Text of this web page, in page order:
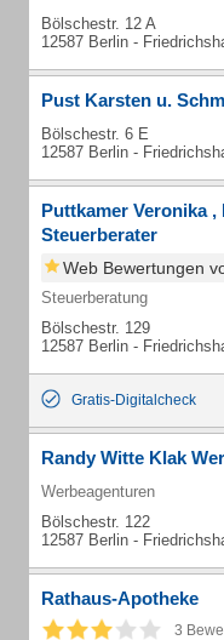
Bölschestr. 12 A
12587 Berlin -
Pust Karsten u.
Bölschestr. 6 E
12587 Berlin -
Puttkamer Veronika
Steuerberater
Web Bewertungen
Steuerberatung
Bölschestr. 129
12587 Berlin -
Gratis-Digitalcheck
Randy Witte Klak
Werbeagenturen
Bölschestr. 122
12587 Berlin -
Rathaus-Apotheke
3